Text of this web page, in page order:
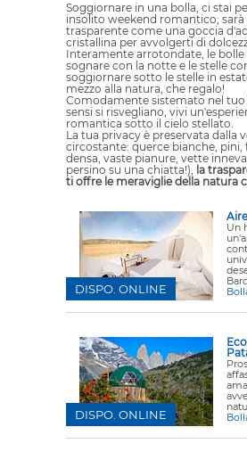
Soggiornare in una bolla, ci stai
insolito weekend romantico; sarà
trasparente come una goccia
cristallina per avvolgerti di
Interamente arrotondate, le bolle
sognare con la notte e le stelle
soggiornare sotto le stelle in
mezzo alla natura, che regalo!
Comodamente sistemato nel
sensi si risvegliano, vivi
romantica sotto il cielo stellato.
La tua privacy è preservata dalla
circostante: querce bianche, pini,
densa, vaste pianure, vette
persino su una chiatta!), la
ti offre le meraviglie della natura
Un
DISPO. ONLINE
DISPO. ONLINE